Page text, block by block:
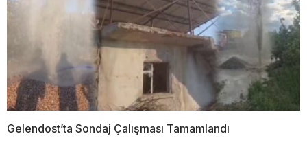
Gelendost’ta Sondaj Çalışması Tamamlandı